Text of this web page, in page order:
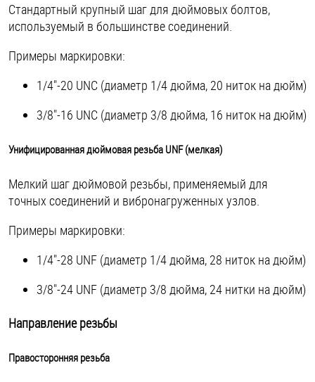
Стандартный крупный шаг для дюймовых болтов,
используемый в большинстве соединений.
Примеры маркировки:
1/4"-20 UNC (диаметр 1/4 дюйма, 20 ниток на дюйм)
3/8"-16 UNC (диаметр 3/8 дюйма, 16 ниток на дюйм)
Унифицированная дюймовая резьба UNF (мелкая)
Мелкий шаг дюймовой резьбы, применяемый для
точных соединений и вибронагруженных узлов.
Примеры маркировки:
1/4"-28 UNF (диаметр 1/4 дюйма, 28 ниток на дюйм)
3/8"-24 UNF (диаметр 3/8 дюйма, 24 нитки на дюйм)
Направление резьбы
Правосторонняя резьба